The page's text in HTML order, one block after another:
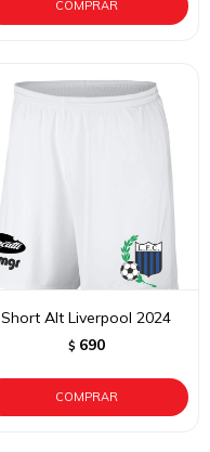
Short Alt Liverpool 2024
$ 690